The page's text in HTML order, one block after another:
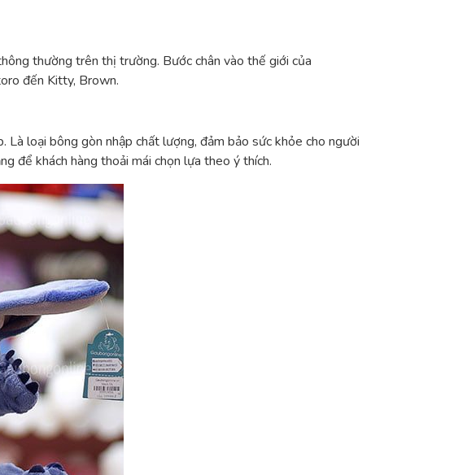
thường trên thị trường. Bước chân vào thế giới của
đến Kitty, Brown.
Là loại bông gòn nhập chất lượng, đảm bảo sức khỏe cho người
để khách hàng thoải mái chọn lựa theo ý thích.